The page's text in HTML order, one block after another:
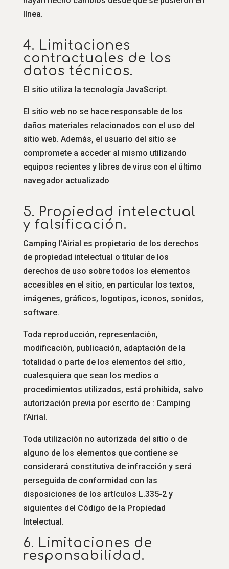
línea.
4. Limitaciones
contractuales de los
datos técnicos.
El sitio utiliza la tecnología JavaScript.
El sitio web no se hace responsable de los
daños materiales relacionados con el uso del
sitio web. Además, el usuario del sitio se
compromete a acceder al mismo utilizando
equipos recientes y libres de virus con el último
navegador actualizado
5. Propiedad intelectual
y falsificación.
Camping l’Airial es propietario de los derechos
de propiedad intelectual o titular de los
derechos de uso sobre todos los elementos
accesibles en el sitio, en particular los textos,
imágenes, gráficos, logotipos, iconos, sonidos,
software.
Toda reproducción, representación,
modificación, publicación, adaptación de la
totalidad o parte de los elementos del sitio,
cualesquiera que sean los medios o
procedimientos utilizados, está prohibida, salvo
autorización previa por escrito de : Camping
l’Airial.
Toda utilización no autorizada del sitio o de
alguno de los elementos que contiene se
considerará constitutiva de infracción y será
perseguida de conformidad con las
disposiciones de los artículos L.335-2 y
siguientes del Código de la Propiedad
Intelectual.
6. Limitaciones de
responsabilidad.